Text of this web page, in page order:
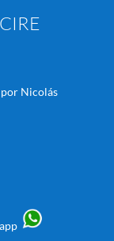
Nicolás